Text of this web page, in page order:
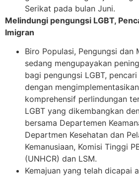
Serikat pada bulan Juni.
Melindungi pengungsi LGBT,
Imigran
Biro Populasi, Pengungsi dan
sedang mengupayakan
bagi pengungsi LGBT,
dengan
komprehensif perlindungan
LGBT yang dikembangkan
bersama Departemen
Departmen Kesehatan dan
Kemanusiaan, Komisi Tinggi
(UNHCR) dan LSM.
Kemajuan yang telah dicapai